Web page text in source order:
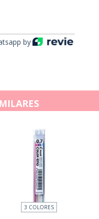
by
3 COLORES